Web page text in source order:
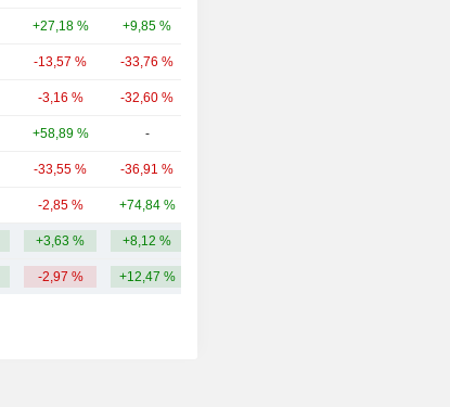
+27,18 % +9,85 %
-13,57 % -33,76 %
-3,16 % -32,60 %
+58,89 % -
-33,55 % -36,91 %
-2,85 % +74,84 %
+3,63 % +8,12 %
-2,97 % +12,47 %